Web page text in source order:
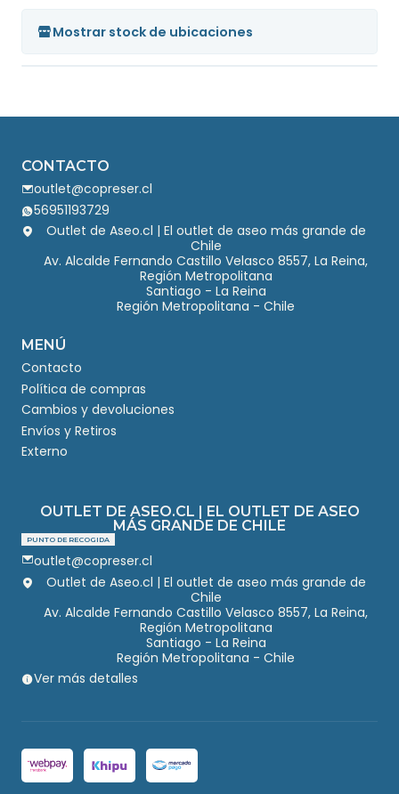
Mostrar stock de ubicaciones
CONTACTO
outlet@copreser.cl
56951193729
Outlet de Aseo.cl | El outlet de aseo más grande de
Chile
Av. Alcalde Fernando Castillo Velasco 8557, La Reina,
Región Metropolitana
Santiago - La Reina
Región Metropolitana - Chile
MENÚ
Contacto
Política de compras
Cambios y devoluciones
Envíos y Retiros
Externo
OUTLET DE ASEO.CL | EL OUTLET DE ASEO
MÁS GRANDE DE CHILE
PUNTO DE RECOGIDA
outlet@copreser.cl
Outlet de Aseo.cl | El outlet de aseo más grande de
Chile
Av. Alcalde Fernando Castillo Velasco 8557, La Reina,
Región Metropolitana
Santiago - La Reina
Región Metropolitana - Chile
Ver más detalles